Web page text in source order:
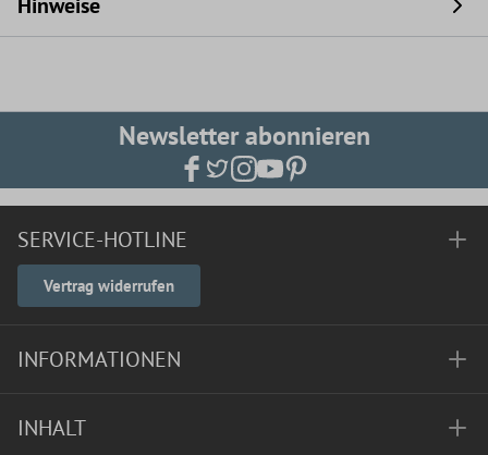
Hinweise
Newsletter abonnieren
SERVICE-HOTLINE
Vertrag widerrufen
INFORMATIONEN
INHALT